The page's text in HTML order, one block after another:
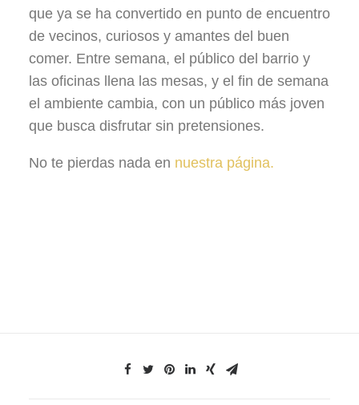
que ya se ha convertido en punto de encuentro
de vecinos, curiosos y amantes del buen
comer. Entre semana, el público del barrio y
las oficinas llena las mesas, y el fin de semana
el ambiente cambia, con un público más joven
que busca disfrutar sin pretensiones.
No te pierdas nada en nuestra página.